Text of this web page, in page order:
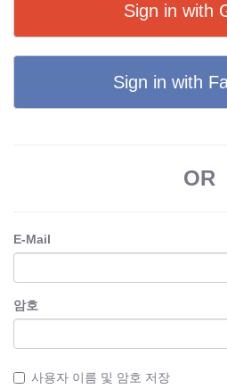
Sign in with
Sign in with
OR
E-Mail
암호
사용자 이름 및 암호 저장